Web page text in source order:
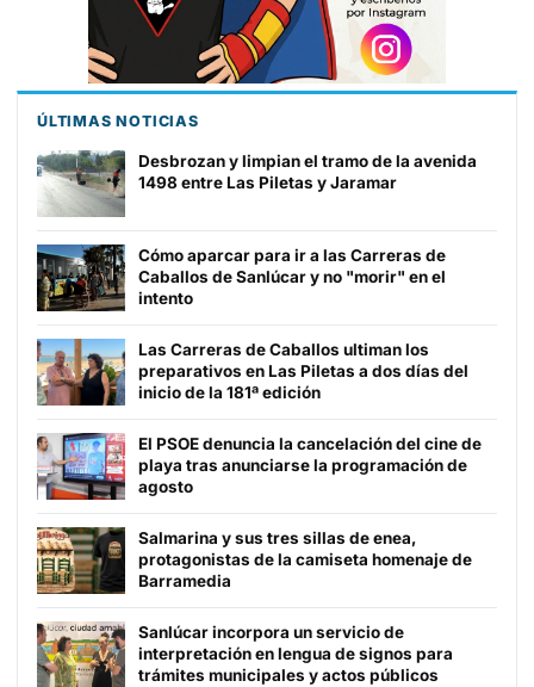
ÚLTIMAS NOTICIAS
Desbrozan y limpian el tramo de la avenida
1498 entre Las Piletas y Jaramar
Cómo aparcar para ir a las Carreras de
Caballos de Sanlúcar y no "morir" en el
intento
Las Carreras de Caballos ultiman los
preparativos en Las Piletas a dos días del
inicio de la 181ª edición
El PSOE denuncia la cancelación del cine de
playa tras anunciarse la programación de
agosto
Salmarina y sus tres sillas de enea,
protagonistas de la camiseta homenaje de
Barramedia
Sanlúcar incorpora un servicio de
interpretación en lengua de signos para
trámites municipales y actos públicos